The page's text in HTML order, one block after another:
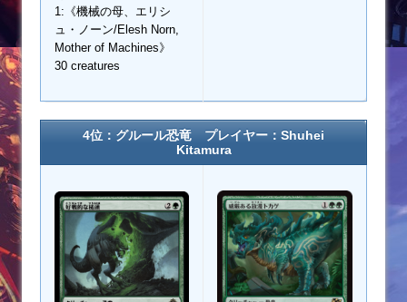
1:《機械の母、エリシ
ュ・ノーン/Elesh Norn,
Mother of Machines》
30 creatures
4位：グルール恐竜 プレイヤー：Shuhei
Kitamura